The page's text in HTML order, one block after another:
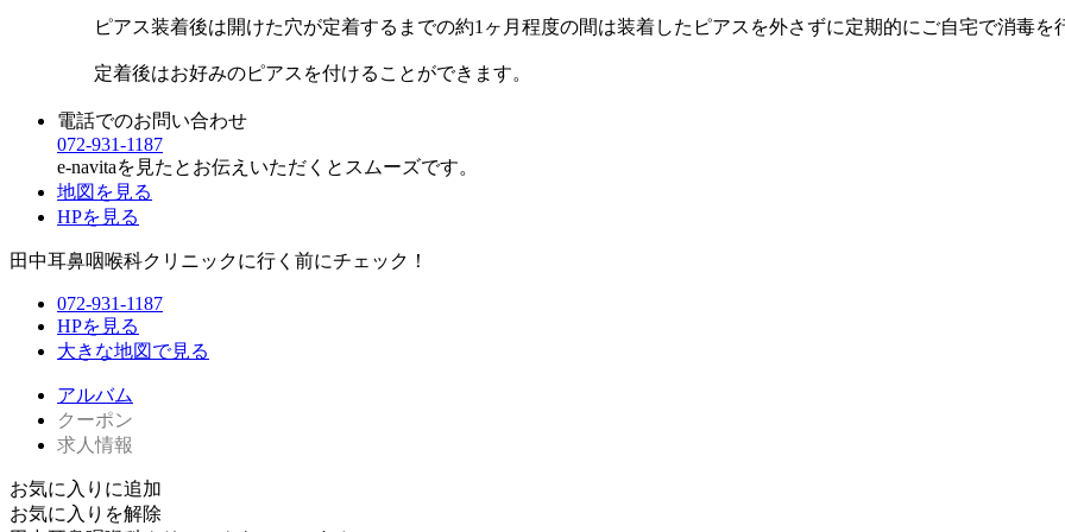
ピアス装着後は開けた穴が定着するまでの約1ヶ月程度の間は装着したピアスを外さずに定期的にご自宅で消毒を
定着後はお好みのピアスを付けることができます。
電話でのお問い合わせ
072-931-1187
e-navitaを見たとお伝えいただくとスムーズです。
地図を見る
HPを見る
田中耳鼻咽喉科クリニックに行く前にチェック！
072-931-1187
HPを見る
大きな地図で見る
アルバム
クーポン
求人情報
お気に入りに追加
お気に入りを解除